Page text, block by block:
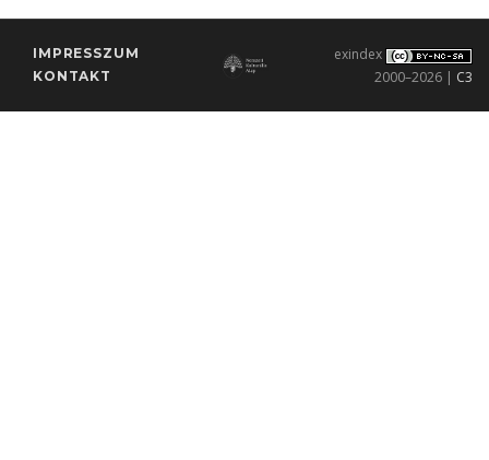
IMPRESSZUM
KONTAKT
exindex
2000–2026 | C3